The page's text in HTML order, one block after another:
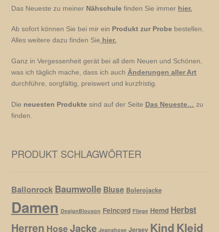
Das Neueste zu meiner Nähschulefinden Sie immer hier.
Ab sofort können Sie bei mir ein Produkt zur Probebestellen.
Alles weitere dazu finden Sie hier.
Ganz in Vergessenheit gerät bei all dem Neuen und Schönen,
was ich täglich mache, dass ich auch Änderungen aller Art
durchführe, sorgfältig, preiswert und kurzfristig.
Die neuesten Produktesind auf der Seite Das Neueste… zu
finden.
PRODUKT SCHLAGWÖRTER
Ballonrock Baumwolle Bluse Bolerojacke
Damen DesignBlouson Feincord Fliege Hemd Herbst
Herren Hose Jacke Jeanshose Jersey KindKleid